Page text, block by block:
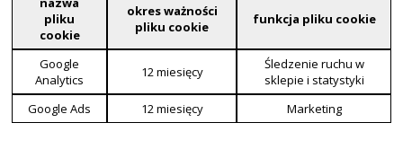
pliku
cookie
okres ważności
pliku cookie
funkcja pliku cookie
Google
Analytics
12 miesięcy
Śledzenie ruchu w
sklepie i statystyki
Google Ads
12 miesięcy Marketing